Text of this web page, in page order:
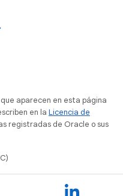
aparecen en esta página
en la Licencia de
registradas de Oracle o sus